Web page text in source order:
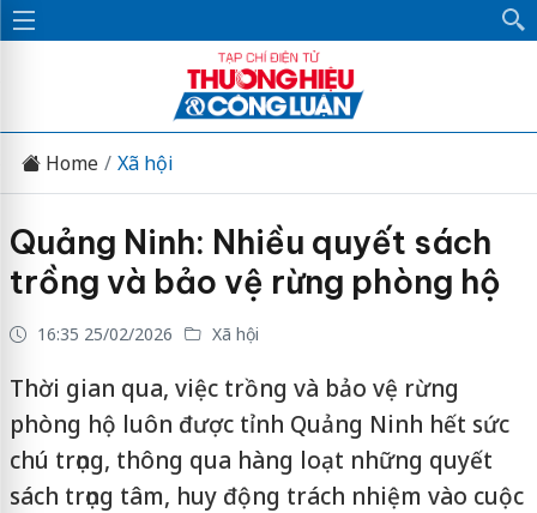
Home Xã hội
Quảng Ninh: Nhiều quyết sách
trồng và bảo vệ rừng phòng hộ
16:35 25/02/2026 Xã hội
Thời gian qua, việc trồng và bảo vệ rừng
phòng hộ luôn được tỉnh Quảng Ninh hết sức
chú trọng, thông qua hàng loạt những quyết
sách trọng tâm, huy động trách nhiệm vào cuộc